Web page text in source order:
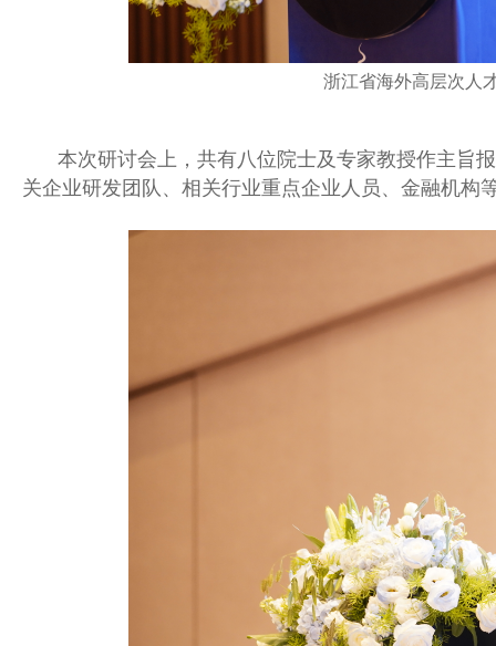
浙江省海外高层次人
本次研讨会上，共有八位院士及专家教授作主旨
关企业研发团队、相关行业重点企业人员、金融机构